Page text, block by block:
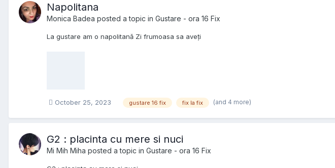
Napolitana
Monica Badea posted a topic in Gustare - ora 16 Fix
La gustare am o napolitană Zi frumoasa sa aveți
October 25, 2023 gustare 16 fix fix la fix (and 4 more)
G2 : placinta cu mere si nuci
Mi Mih Miha posted a topic in Gustare - ora 16 Fix